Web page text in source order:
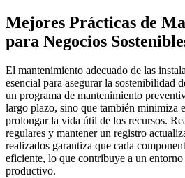
Mejores Prácticas de
para Negocios
El mantenimiento adecuado de las
esencial para asegurar la sostenibilidad
un programa de mantenimiento
largo plazo, sino que también minimiza
prolongar la vida útil de los recursos.
regulares y mantener un registro
realizados garantiza que cada
eficiente, lo que contribuye a un
productivo.